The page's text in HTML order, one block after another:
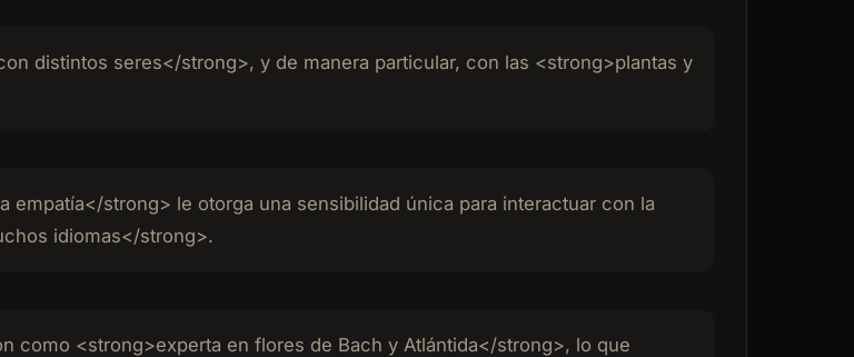
distintos seres</strong>, y de manera particular, con las <strong>plantas y
empatía</strong> le otorga una sensibilidad única para interactuar con la
idiomas</strong>.
como <strong>experta en flores de Bach y Atlántida</strong>, lo que